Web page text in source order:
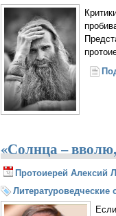
«Солнца –
Протоиерей Алексий
Литературоведческие